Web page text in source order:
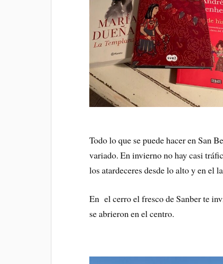
Todo lo que se puede hacer en San
variado. En invierno no hay casi
los atardeceres desde lo alto y en el
En el cerro el fresco de Sanber te
se abrieron en el centro.